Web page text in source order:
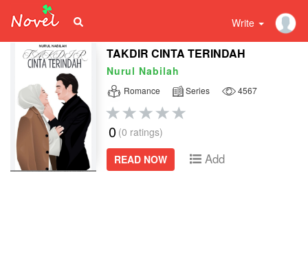
Write
TAKDIR CINTA TERINDAH
Nurul Nabilah
Romance Series 4567
0 (0 ratings)
READ NOW
Add